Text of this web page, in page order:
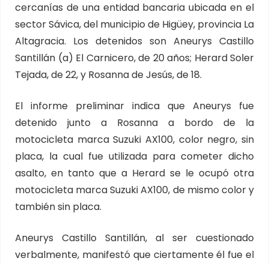
cercanías de una entidad bancaria ubicada en el
sector Sávica, del municipio de Higüey, provincia La
Altagracia. Los detenidos son Aneurys Castillo
Santillán (a) El Carnicero, de 20 años; Herard Soler
Tejada, de 22, y Rosanna de Jesús, de 18.
El informe preliminar indica que Aneurys fue
detenido junto a Rosanna a bordo de la
motocicleta marca Suzuki AX100, color negro, sin
placa, la cual fue utilizada para cometer dicho
asalto, en tanto que a Herard se le ocupó otra
motocicleta marca Suzuki AX100, de mismo color y
también sin placa.
Aneurys Castillo Santillán, al ser cuestionado
verbalmente, manifestó que ciertamente él fue el